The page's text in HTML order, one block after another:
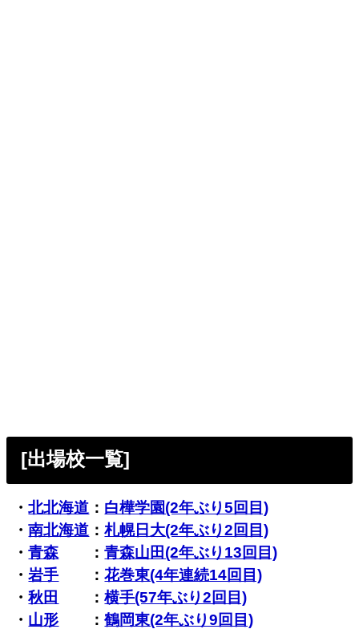
[出場校一覧]
・北北海道 ： 白樺学園(2年ぶり5回目)
・南北海道 ：札幌日大(2年ぶり2回目)
・青森 ：青森山田(2年ぶり13回目)
・岩手 ：花巻東(4年連続14回目)
・秋田 ：横手(57年ぶり2回目)
・ 山形 ：鶴岡東(2年ぶり9回目)